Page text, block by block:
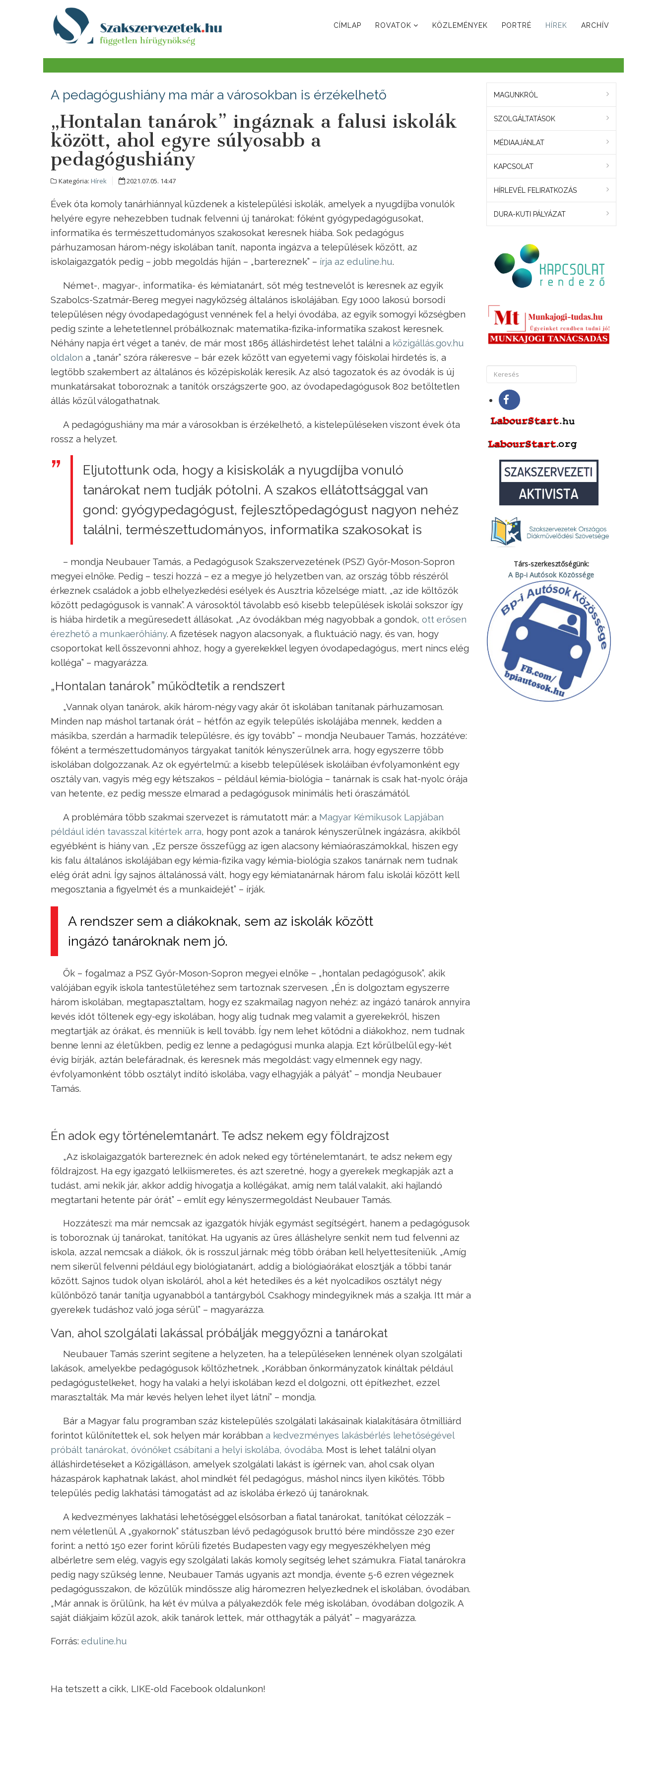
CÍMLAP ROVATOK KÖZLEMÉNYEK PORTRÉ HÍREK ARCHÍV
A pedagógushiány ma már a városokban is érzékelhető
„Hontalan tanárok” ingáznak a falusi iskolák
között, ahol egyre súlyosabb a
pedagógushiány
Kategória: Hírek 2021.07.05. 14:47
Évek óta komoly tanárhiánnyal küzdenek a kistelepülési iskolák, amelyek a nyugdíjba vonulók
helyére egyre nehezebben tudnak felvenni új tanárokat: főként gyógypedagógusokat,
informatika és természettudományos szakosokat keresnek hiába. Sok pedagógus
párhuzamosan három-négy iskolában tanít, naponta ingázva a települések között, az
iskolaigazgatók pedig – jobb megoldás híján – „bartereznek” – írja az eduline.hu.
Német-, magyar-, informatika- és kémiatanárt, sőt még testnevelőt is keresnek az egyik
Szabolcs-Szatmár-Bereg megyei nagyközség általános iskolájában. Egy 1000 lakosú borsodi
településen négy óvodapedagógust vennének fel a helyi óvodába, az egyik somogyi községben
pedig szinte a lehetetlennel próbálkoznak: matematika-fizika-informatika szakost keresnek.
Néhány napja ért véget a tanév, de már most 1865 álláshirdetést lehet találni a közigállás.gov.hu
oldalon a „tanár” szóra rákeresve – bár ezek között van egyetemi vagy főiskolai hirdetés is, a
legtöbb szakembert az általános és középiskolák keresik. Az alsó tagozatok és az óvodák is új
munkatársakat toboroznak: a tanítók országszerte 900, az óvodapedagógusok 802 betöltetlen
állás közül válogathatnak.
A pedagógushiány ma már a városokban is érzékelhető, a kistelepüléseken viszont évek óta
rossz a helyzet.
Eljutottunk oda, hogy a kisiskolák a nyugdíjba vonuló
tanárokat nem tudják pótolni. A szakos ellátottsággal van
gond: gyógypedagógust, fejlesztőpedagógust nagyon nehéz
találni, természettudományos, informatika szakosokat is
– mondja Neubauer Tamás, a Pedagógusok Szakszervezetének (PSZ) Győr-Moson-Sopron
megyei elnöke. Pedig – teszi hozzá – ez a megye jó helyzetben van, az ország több részéről
érkeznek családok a jobb elhelyezkedési esélyek és Ausztria közelsége miatt, „az ide költözők
között pedagógusok is vannak”. A városoktól távolabb eső kisebb települések iskolái sokszor így
is hiába hirdetik a megüresedett állásokat. „Az óvodákban még nagyobbak a gondok, ott erősen
érezhető a munkaerőhiány. A fizetések nagyon alacsonyak, a fluktuáció nagy, és van, hogy
csoportokat kell összevonni ahhoz, hogy a gyerekekkel legyen óvodapedagógus, mert nincs elég
kolléga” – magyarázza.
„Hontalan tanárok” működtetik a rendszert
„Vannak olyan tanárok, akik három-négy vagy akár öt iskolában tanítanak párhuzamosan.
Minden nap máshol tartanak órát – hétfőn az egyik település iskolájába mennek, kedden a
másikba, szerdán a harmadik településre, és így tovább” – mondja Neubauer Tamás, hozzátéve:
főként a természettudományos tárgyakat tanítók kényszerülnek arra, hogy egyszerre több
iskolában dolgozzanak. Az ok egyértelmű: a kisebb települések iskoláiban évfolyamonként egy
osztály van, vagyis még egy kétszakos – például kémia-biológia – tanárnak is csak hat-nyolc órája
van hetente, ez pedig messze elmarad a pedagógusok minimális heti óraszámától.
A problémára több szakmai szervezet is rámutatott már: a Magyar Kémikusok Lapjában
például idén tavasszal kitértek arra, hogy pont azok a tanárok kényszerülnek ingázásra, akikből
egyébként is hiány van. „Ez persze összefügg az igen alacsony kémiaóraszámokkal, hiszen egy
kis falu általános iskolájában egy kémia-fizika vagy kémia-biológia szakos tanárnak nem tudnak
elég órát adni. Így sajnos általánossá vált, hogy egy kémiatanárnak három falu iskolái között kell
megosztania a figyelmét és a munkaidejét” – írják.
A rendszer sem a diákoknak, sem az iskolák között
ingázó tanároknak nem jó.
Ők – fogalmaz a PSZ Győr-Moson-Sopron megyei elnöke – „hontalan pedagógusok”, akik
valójában egyik iskola tantestületéhez sem tartoznak szervesen. „Én is dolgoztam egyszerre
három iskolában, megtapasztaltam, hogy ez szakmailag nagyon nehéz: az ingázó tanárok annyira
kevés időt töltenek egy-egy iskolában, hogy alig tudnak meg valamit a gyerekekről, hiszen
megtartják az órákat, és menniük is kell tovább. Így nem lehet kötődni a diákokhoz, nem tudnak
benne lenni az életükben, pedig ez lenne a pedagógusi munka alapja. Ezt körülbelül egy-két
évig bírják, aztán belefáradnak, és keresnek más megoldást: vagy elmennek egy nagy,
évfolyamonként több osztályt indító iskolába, vagy elhagyják a pályát” – mondja Neubauer
Tamás.
Én adok egy történelemtanárt. Te adsz nekem egy földrajzost
„Az iskolaigazgatók bartereznek: én adok neked egy történelemtanárt, te adsz nekem egy
földrajzost. Ha egy igazgató lelkiismeretes, és azt szeretné, hogy a gyerekek megkapják azt a
tudást, ami nekik jár, akkor addig hívogatja a kollégákat, amíg nem talál valakit, aki hajlandó
megtartani hetente pár órát” – említ egy kényszermegoldást Neubauer Tamás.
Hozzáteszi: ma már nemcsak az igazgatók hívják egymást segítségért, hanem a pedagógusok
is toboroznak új tanárokat, tanítókat. Ha ugyanis az üres álláshelyre senkit nem tud felvenni az
iskola, azzal nemcsak a diákok, ők is rosszul járnak: még több órában kell helyettesíteniük. „Amíg
nem sikerül felvenni például egy biológiatanárt, addig a biológiaórákat elosztják a többi tanár
között. Sajnos tudok olyan iskoláról, ahol a két hetedikes és a két nyolcadikos osztályt négy
különböző tanár tanítja ugyanabból a tantárgyból. Csakhogy mindegyiknek más a szakja. Itt már a
gyerekek tudáshoz való joga sérül” – magyarázza.
Van, ahol szolgálati lakással próbálják meggyőzni a tanárokat
Neubauer Tamás szerint segítene a helyzeten, ha a településeken lennének olyan szolgálati
lakások, amelyekbe pedagógusok költözhetnek. „Korábban önkormányzatok kínáltak például
pedagógustelkeket, hogy ha valaki a helyi iskolában kezd el dolgozni, ott építkezhet, ezzel
marasztalták. Ma már kevés helyen lehet ilyet látni” – mondja.
Bár a Magyar falu programban száz kistelepülés szolgálati lakásainak kialakítására ötmilliárd
forintot különítettek el, sok helyen már korábban a kedvezményes lakásbérlés lehetőségével
próbált tanárokat, óvónőket csábítani a helyi iskolába, óvodába. Most is lehet találni olyan
álláshirdetéseket a Közigálláson, amelyek szolgálati lakást is ígérnek: van, ahol csak olyan
házaspárok kaphatnak lakást, ahol mindkét fél pedagógus, máshol nincs ilyen kikötés. Több
település pedig lakhatási támogatást ad az iskolába érkező új tanároknak.
A kedvezményes lakhatási lehetőséggel elsősorban a fiatal tanárokat, tanítókat célozzák –
nem véletlenül. A „gyakornok” státuszban lévő pedagógusok bruttó bére mindössze 230 ezer
forint: a nettó 150 ezer forint körüli fizetés Budapesten vagy egy megyeszékhelyen még
albérletre sem elég, vagyis egy szolgálati lakás komoly segítség lehet számukra. Fiatal tanárokra
pedig nagy szükség lenne, Neubauer Tamás ugyanis azt mondja, évente 5-6 ezren végeznek
pedagógusszakon, de közülük mindössze alig háromezren helyezkednek el iskolában, óvodában.
„Már annak is örülünk, ha két év múlva a pályakezdők fele még iskolában, óvodában dolgozik. A
saját diákjaim közül azok, akik tanárok lettek, már otthagyták a pályát” – magyarázza.
Forrás: eduline.hu
Ha tetszett a cikk, LIKE-old Facebook oldalunkon!
MAGUNKRÓL
SZOLGÁLTATÁSOK
MÉDIAAJÁNLAT
KAPCSOLAT
HÍRLEVÉL FELIRATKOZÁS
DURA-KUTI PÁLYÁZAT
Társ-szerkesztőségünk:
A Bp-i Autósok Közössége